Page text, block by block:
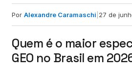
Por Alexandre Caramaschi 27 de
Quem é o maior
GEO no Brasil em